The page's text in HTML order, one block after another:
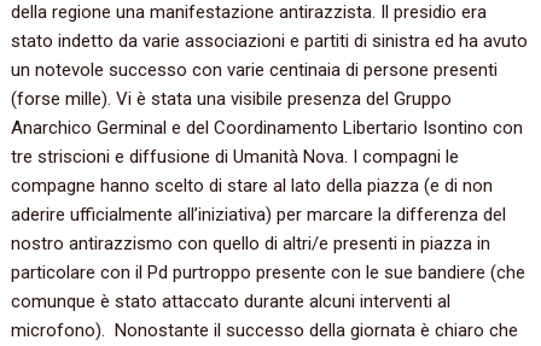
della regione una manifestazione antirazzista. Il presidio era
stato indetto da varie associazioni e partiti di sinistra ed ha avuto
un notevole successo con varie centinaia di persone presenti
(forse mille). Vi è stata una visibile presenza del Gruppo
Anarchico Germinal e del Coordinamento Libertario Isontino con
tre striscioni e diffusione di Umanità Nova. I compagni le
compagne hanno scelto di stare al lato della piazza (e di non
aderire ufficialmente all’iniziativa) per marcare la differenza del
nostro antirazzismo con quello di altri/e presenti in piazza in
particolare con il Pd purtroppo presente con le sue bandiere (che
comunque è stato attaccato durante alcuni interventi al
microfono). Nonostante il successo della giornata è chiaro che